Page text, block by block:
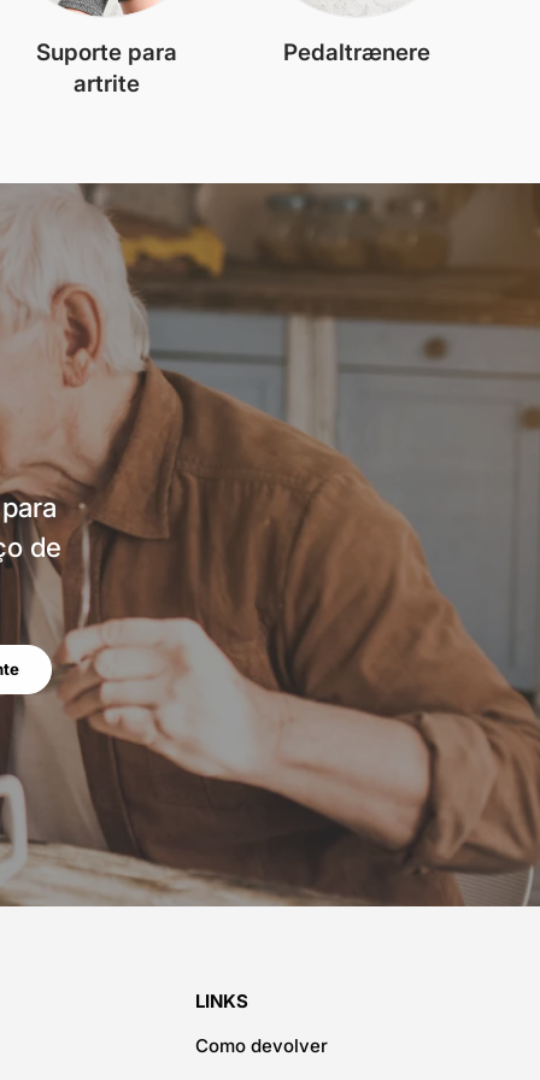
Suporte para
artrite
Pedaltrænere
de
LINKS
Como devolver